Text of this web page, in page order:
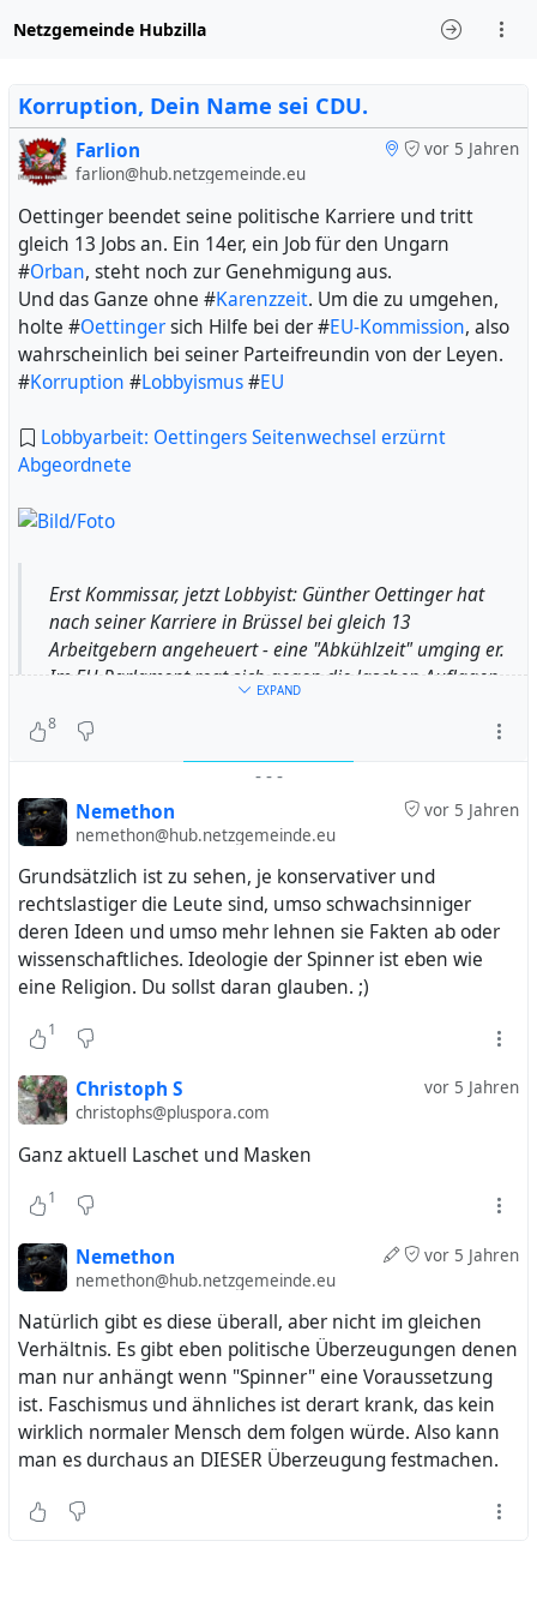
Netzgemeinde Hubzilla
Korruption, Dein Name sei CDU.
vor 5 Jahren
Farlion
farlion@hub.netzgemeinde.eu
Oettinger beendet seine politische Karriere und tritt
gleich 13 Jobs an. Ein 14er, ein Job für den Ungarn
#Orban, steht noch zur Genehmigung aus.
Und das Ganze ohne #Karenzzeit. Um die zu umgehen,
holte #Oettingersich Hilfe bei der #EU-Kommission, also
wahrscheinlich bei seiner Parteifreundin von der Leyen.
#Korruption #Lobbyismus#EU
Lobbyarbeit: Oettingers Seitenwechsel erzürnt
Abgeordnete
Erst Kommissar, jetzt Lobbyist: Günther Oettinger hat
nach seiner Karriere in Brüssel bei gleich 13
Arbeitgebern angeheuert - eine "Abkühlzeit" umging er.
Im EU-Parlament regt sich gegen die laschen Auflagen
EXPAND
8
- - -
vor 5 Jahren
Nemethon
nemethon@hub.netzgemeinde.eu
Grundsätzlich ist zu sehen, je konservativer und
rechtslastiger die Leute sind, umso schwachsinniger
deren Ideen und umso mehr lehnen sie Fakten ab oder
wissenschaftliches. Ideologie der Spinner ist eben wie
eine Religion. Du sollst daran glauben. ;)
1
vor 5 Jahren
Christoph S
christophs@pluspora.com
Ganz aktuell Laschet und Masken
1
vor 5 Jahren
Nemethon
nemethon@hub.netzgemeinde.eu
Natürlich gibt es diese überall, aber nicht im gleichen
Verhältnis. Es gibt eben politische Überzeugungen denen
man nur anhängt wenn "Spinner" eine Voraussetzung
ist. Faschismus und ähnliches ist derart krank, das kein
wirklich normaler Mensch dem folgen würde. Also kann
man es durchaus an DIESER Überzeugung festmachen.